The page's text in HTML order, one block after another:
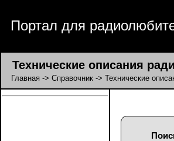
Портал для
Технические описания
Главная -> Справочник -> Технические